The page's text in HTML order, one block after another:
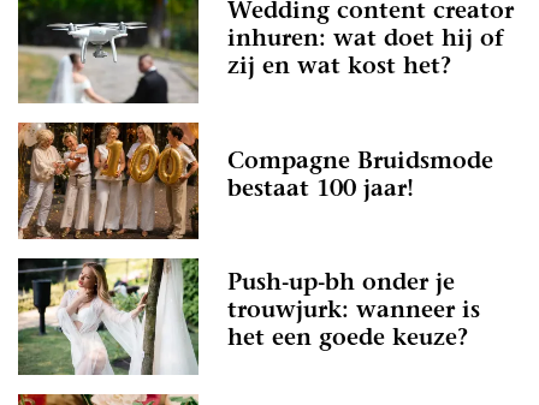
Wedding content creator
inhuren: wat doet hij of
zij en wat kost het?
Compagne Bruidsmode
bestaat 100 jaar!
Push-up-bh onder je
trouwjurk: wanneer is
het een goede keuze?